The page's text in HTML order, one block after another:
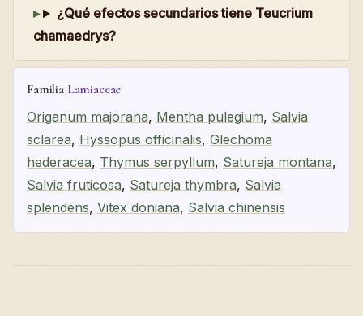
¿Qué efectos secundarios tiene Teucrium
chamaedrys?
Familia Lamiaceae
Origanum majorana, Mentha pulegium, Salvia
sclarea, Hyssopus officinalis, Glechoma
hederacea, Thymus serpyllum, Satureja montana,
Salvia fruticosa, Satureja thymbra, Salvia
splendens, Vitex doniana, Salvia chinensis